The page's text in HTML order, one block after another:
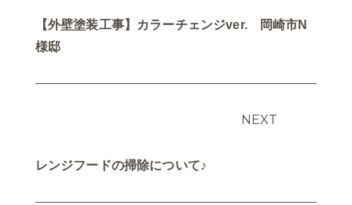
【外壁塗装工事】カラーチェンジver. 岡崎市N
様邸
NEXT
レンジフードの掃除について♪